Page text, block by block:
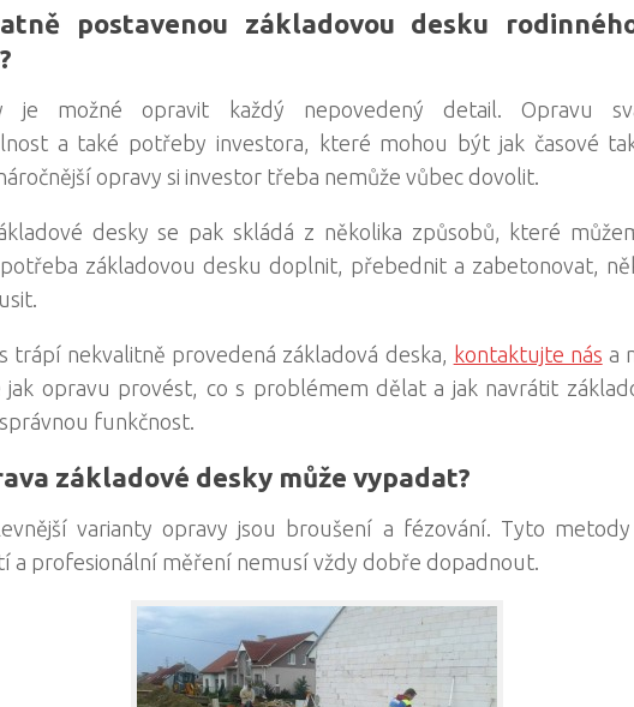
postavenou základovou desku
je možné opravit každý nepovedený detail. Opravu
a také potřeby investora, které mohou být jak časové
opravy si investor třeba nemůže vůbec dovolit.
desky se pak skládá z několika způsobů, které
základovou desku doplnit, přebednit a zabetonovat,
trápí nekvalitně provedená základová deska, kontaktujte nás a
jak opravu provést, co s problémem dělat a jak navrátit
funkčnost.
základové desky může vypadat?
varianty opravy jsou broušení a fézování. Tyto
a profesionální měření nemusí vždy dobře dopadnout.